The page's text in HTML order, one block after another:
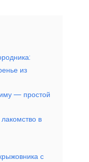
из
— простой
в
с